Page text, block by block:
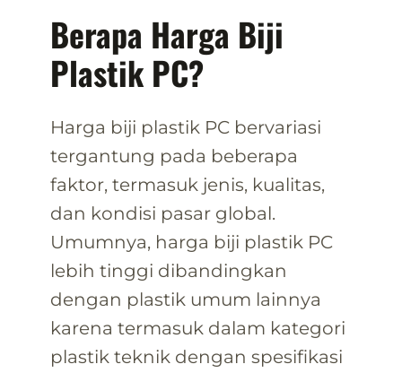
Berapa Harga Biji
Plastik PC?
Harga biji plastik PC bervariasi
tergantung pada beberapa
faktor, termasuk jenis, kualitas,
dan kondisi pasar global.
Umumnya, harga biji plastik PC
lebih tinggi dibandingkan
dengan plastik umum lainnya
karena termasuk dalam kategori
plastik teknik dengan spesifikasi